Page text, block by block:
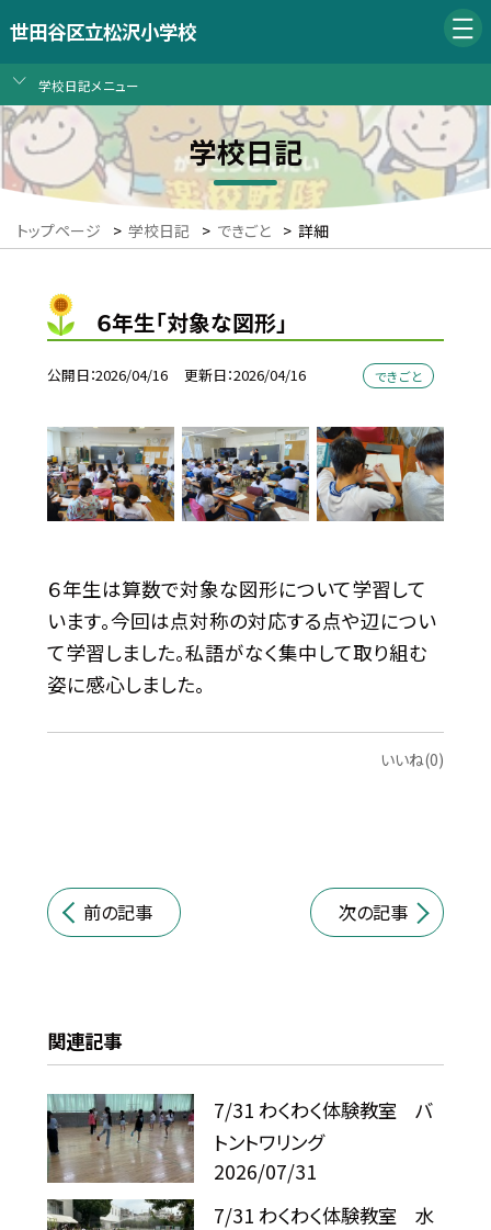
世田谷区立松沢小学校
学校日記メニュー
学校日記
トップページ > 学校日記 > できごと > 詳細
６年生「対象な図形」
公開日 2026/04/16 更新日 2026/04/16 できごと
６年生は算数で対象な図形について学習して
います。今回は点対称の対応する点や辺につい
て学習しました。私語がなく集中して取り組む
姿に感心しました。
いいね(0)
前の記事 次の記事
関連記事
7/31 わくわく体験教室 バ
トントワリング
2026/07/31
7/31 わくわく体験教室 水